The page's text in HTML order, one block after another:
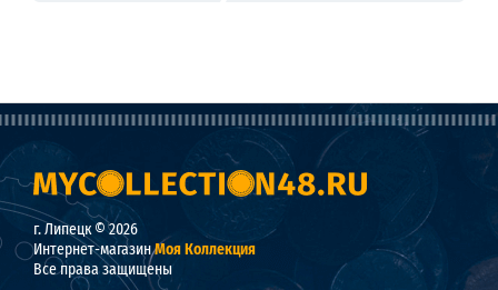
г. Липецк © 2026
Интернет-магазинМоя Коллекция
Все права защищены